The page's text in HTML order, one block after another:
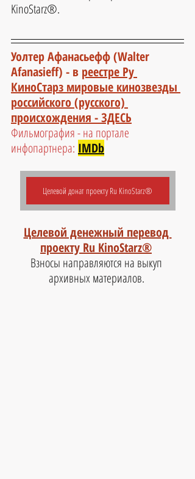
KinoStarz®.
Уолтер Афанасьефф (Walter
Afanasieff) - в реестре Ру
КиноСтарз мировые кинозвезды
российского (русского)
происхождения - ЗДЕСЬ
Фильмография - на портале
инфопартнера: IMDb
Целевой донат проекту Ru KinoStarz®
Целевой денежный перевод
проекту Ru KinoStarz®
Взносы направляются на выкуп
архивных материалов.